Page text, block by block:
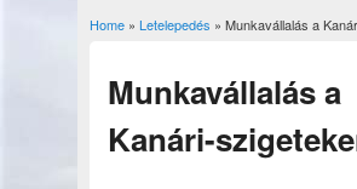
You are here
Home» Letelepedés » Munkavállalás a
Munkavállalás a
Kanári-